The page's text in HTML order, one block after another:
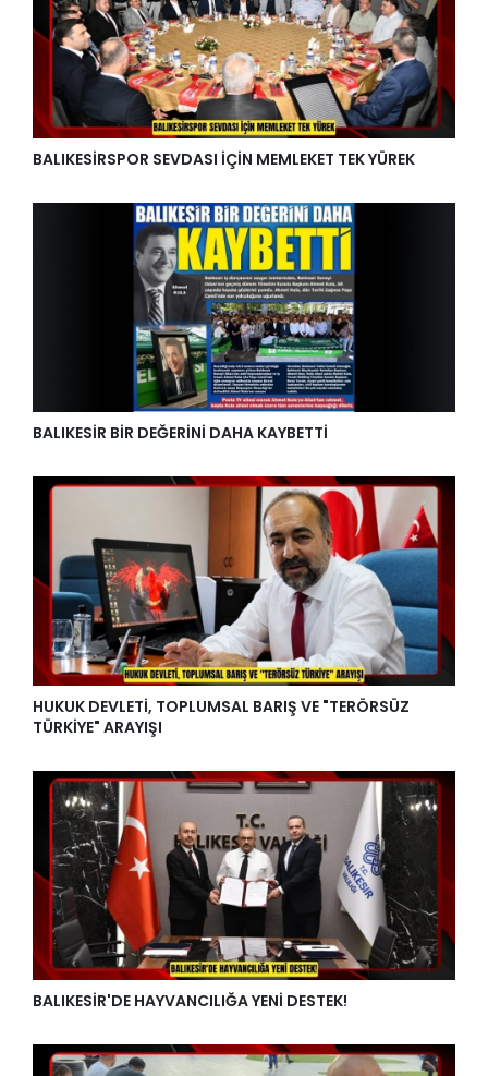
BALIKESİRSPOR SEVDASI İÇİN MEMLEKET TEK YÜREK
BALIKESİR BİR DEĞERİNİ DAHA KAYBETTİ
HUKUK DEVLETİ, TOPLUMSAL BARIŞ VE "TERÖRSÜZ
TÜRKİYE" ARAYIŞI
BALIKESİR'DE HAYVANCILIĞA YENİ DESTEK!